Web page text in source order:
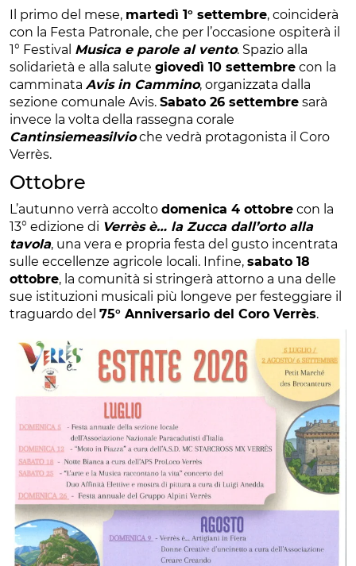
Il primo del mese, martedì 1° settembre, coinciderà
con la Festa Patronale, che per l’occasione ospiterà il
1° Festival Musica e parole al vento. Spazio alla
solidarietà e alla salute giovedì 10 settembre con la
camminata Avis in Cammino, organizzata dalla
sezione comunale Avis. Sabato 26 settembre sarà
invece la volta della rassegna corale
Cantinsiemeasilvioche vedrà protagonista il Coro
Verrès.
Ottobre
L’autunno verrà accolto domenica 4 ottobre con la
13° edizione di Verrès è… la Zucca dall’orto alla
tavola, una vera e propria festa del gusto incentrata
sulle eccellenze agricole locali. Infine, sabato 18
ottobre, la comunità si stringerà attorno a una delle
sue istituzioni musicali più longeve per festeggiare il
traguardo del 75° Anniversario del Coro Verrès.